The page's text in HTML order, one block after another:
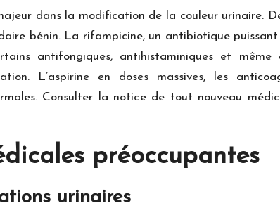
dans la modification de la couleur urinaire.
bénin. La rifampicine, un antibiotique
antifongiques, antihistaminiques et
L’aspirine en doses massives, les
Consulter la notice de tout nouveau
préoccupantes
urinaires